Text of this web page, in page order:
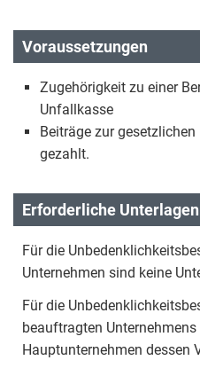
Voraussetzungen
Zugehörigkeit zu einer
Unfallkasse
Beiträge zur
gezahlt.
Erforderliche Unterlagen
Für die
Unternehmen sind keine
Für die
beauftragten
Hauptunternehmen dessen